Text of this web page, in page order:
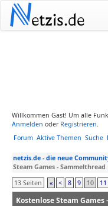
Netzis.de
Willkommen Gast! Um alle
Anmelden oder Registrieren.
Forum Aktive Themen Suche
netzis.de - die neue
Steam Games - Sammelthread
13 Seiten
« < 8 9 10 11
Kostenlose Steam